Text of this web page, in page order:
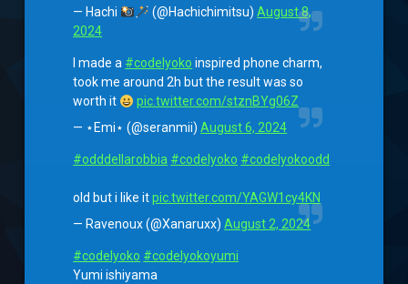
— Hachi
(@Hachichimitsu)August 8,
2024
I made a #codelyoko inspired phone charm,
took me around 2h but the result was so
worth it
pic.twitter.com/stznBYg06Z
— ⋆Emi⋆ (@seranmii)August 6, 2024
#odddellarobbia #codelyoko #codelyokoodd
old but i like itpic.twitter.com/YAGW1cy4KN
— Ravenoux (@Xanaruxx)August 2, 2024
#codelyoko #codelyokoyumi
Yumi ishiyama